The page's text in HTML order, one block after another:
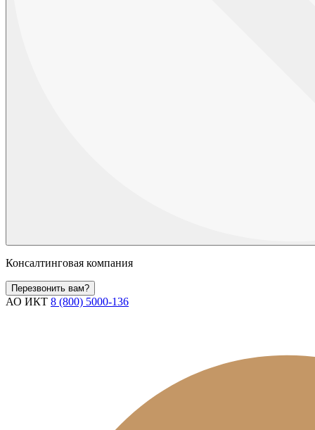
Консалтинговая компания
Перезвонить вам?
АО ИКТ 8 (800) 5000-136